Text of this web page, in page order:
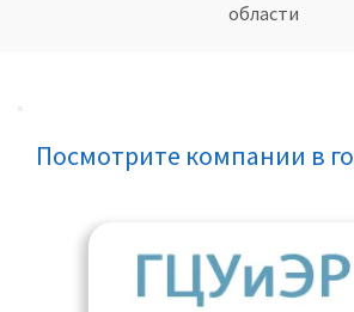
области
Посмотрите компании в